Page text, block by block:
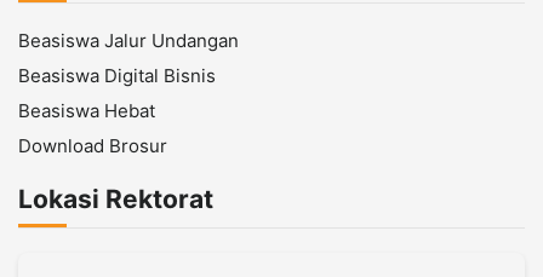
Beasiswa Jalur Undangan
Beasiswa Digital Bisnis
Beasiswa Hebat
Download Brosur
Lokasi Rektorat